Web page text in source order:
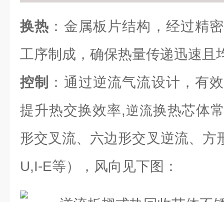
换热 ：金属板片结构，经过精
工序制成，确保热量传递迅速且
控制
：通过逆流气流设计，有
提升热交换效率,逆流换热芯体
形交叉流、六边形交叉逆流、方
U,I-E等），风向见下图：